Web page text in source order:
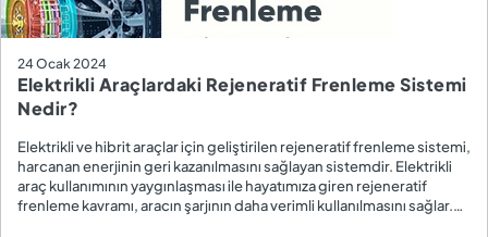
24 Ocak 2024
Elektrikli Araçlardaki Rejeneratif Frenleme Sistemi
Nedir?
Elektrikli ve hibrit araçlar için geliştirilen rejeneratif frenleme sistemi,
harcanan enerjinin geri kazanılmasını sağlayan sistemdir. Elektrikli
araç kullanımının yaygınlaşması ile hayatımıza giren rejeneratif
frenleme kavramı, aracın şarjının daha verimli kullanılmasını sağlar.